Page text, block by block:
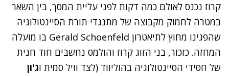
קרוז נכנס לאולם כמה דקות לפני עליית המסך, בין השאר
במטרה לחמוק מקבוצה של מתנגדי תורת הסיינטולוגיה
שהפגינו מחוץ לתיאטרון Gerald Schoenfeld בו מועלה
המחזה. כזכור, בני הזוג קרוז והולמס נחשבים חוד חנית
של חסידי הסיינטולוגיה בהוליווד (לצד וויל סמית וג'ון